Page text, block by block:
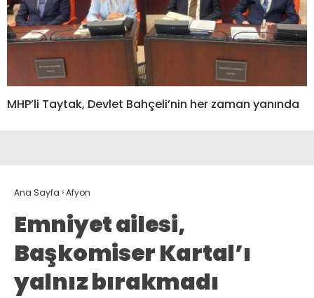
MHP’li Taytak, Devlet Bahçeli’nin her zaman yanında
Ana Sayfa ›Afyon
Emniyet ailesi,
Başkomiser Kartal’ı
yalnız bırakmadı